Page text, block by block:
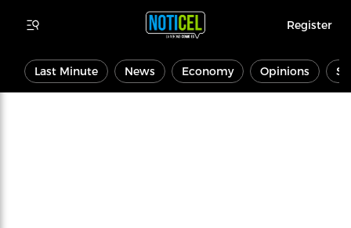
Register
Last Minute News Economy Opinions